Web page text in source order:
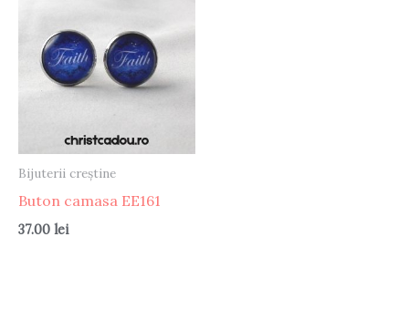
Bijuterii creștine
Buton camasa EE161
37.00 lei